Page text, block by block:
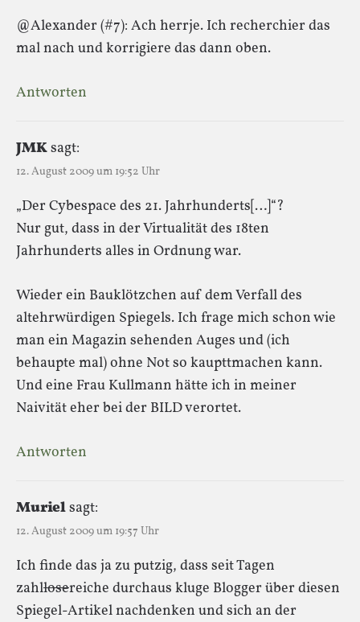
@Alexander (#7): Ach herrje. Ich recherchier das
mal nach und korrigiere das dann oben.
Antworten
JMKsagt:
12. August 2009 um 19:52 Uhr
„Der Cybespace des 21. Jahrhunderts[…]“?
Nur gut, dass in der Virtualität des 18ten
Jahrhunderts alles in Ordnung war.
Wieder ein Bauklötzchen auf dem Verfall des
altehrwürdigen Spiegels. Ich frage mich schon wie
man ein Magazin sehenden Auges und (ich
behaupte mal) ohne Not so kaupttmachen kann.
Und eine Frau Kullmann hätte ich in meiner
Naivität eher bei der BILD verortet.
Antworten
Murielsagt:
12. August 2009 um 19:57 Uhr
Ich finde das ja zu putzig, dass seit Tagen
zahllosereiche durchaus kluge Blogger über diesen
Spiegel-Artikel nachdenken und sich an der